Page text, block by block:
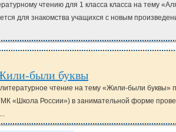
чтению для 1 класса класса на тему
для знакомства учащихся с новым
Жили-были буквы
литературное чтение на тему «Жили-были буквы»
«Школа России») в занимательной форме